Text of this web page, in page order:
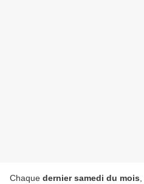
Chaque dernier samedi du mois